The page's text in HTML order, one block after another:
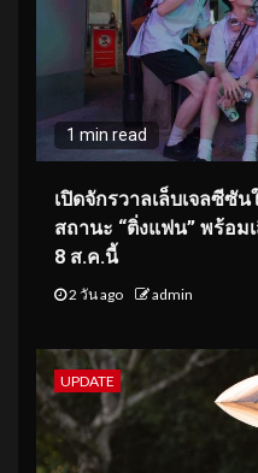
1 min read
เปิดจักรวาลเล็บเจลซีซัน
สถานะ “ติ่งแฟน” พร้อ
8 ส.ค.นี้
2 วัน ago admin
UPDATE